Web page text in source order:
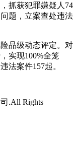
抓获犯罪嫌疑人74
题，立案查处违法
品级动态评定。对
实现100%全笼
法案件157起。
.All Rights